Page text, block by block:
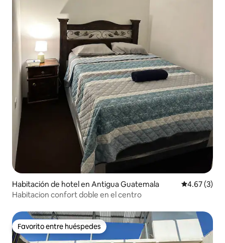
Habitación de hotel en Antigua Guatemala Calificación
4.67 (3)
Habitacion confort doble en el centro
Favorito entre huéspedes
Favorito entre huéspedes